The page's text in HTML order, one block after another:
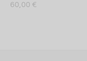
60,00 €